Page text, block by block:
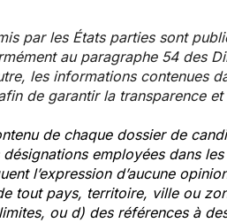
par les États parties sont
au paragraphe 54 des
les informations contenues
de garantir la transparence et
de chaque dossier de
employées dans
l’expression d’aucune
tout pays, territoire, ville ou
ou d) des références à